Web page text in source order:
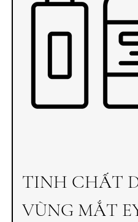
TINH CHẤT
VÙNG MẮT